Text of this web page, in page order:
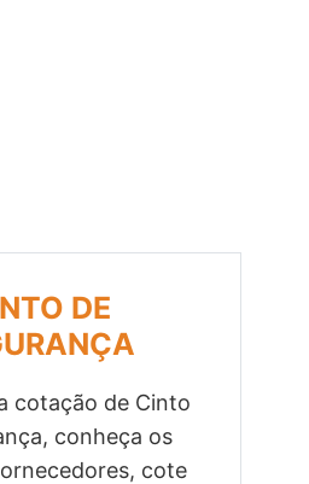
DE
cotação de Cinto
conheça os
cote